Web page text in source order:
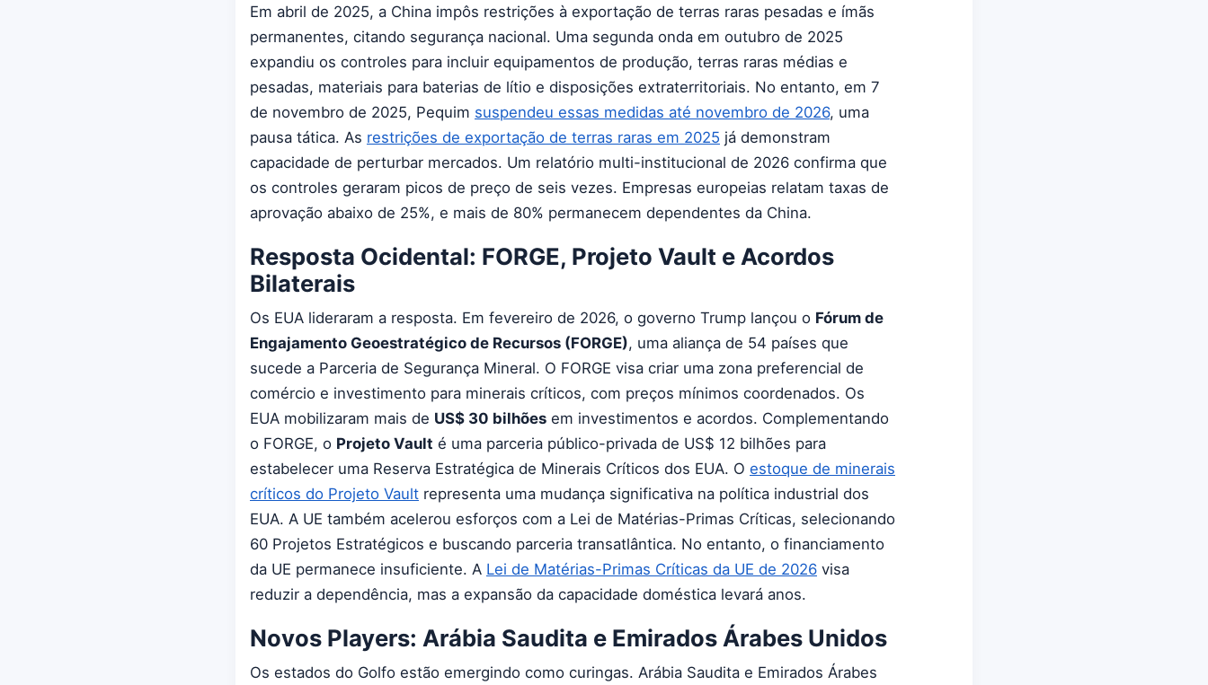
Em abril de 2025, a China impôs restrições à exportação de terras raras pesadas e ímãs
permanentes, citando segurança nacional. Uma segunda onda em outubro de 2025
expandiu os controles para incluir equipamentos de produção, terras raras médias e
pesadas, materiais para baterias de lítio e disposições extraterritoriais. No entanto, em 7
de novembro de 2025, Pequim suspendeu essas medidas até novembro de 2026, uma
pausa tática. As restrições de exportação de terras raras em 2025 já demonstram
capacidade de perturbar mercados. Um relatório multi-institucional de 2026 confirma que
os controles geraram picos de preço de seis vezes. Empresas europeias relatam taxas de
aprovação abaixo de 25%, e mais de 80% permanecem dependentes da China.
Resposta Ocidental: FORGE, Projeto Vault e Acordos
Bilaterais
Os EUA lideraram a resposta. Em fevereiro de 2026, o governo Trump lançou o Fórum de
Engajamento Geoestratégico de Recursos (FORGE), uma aliança de 54 países que
sucede a Parceria de Segurança Mineral. O FORGE visa criar uma zona preferencial de
comércio e investimento para minerais críticos, com preços mínimos coordenados. Os
EUA mobilizaram mais de US$ 30 bilhões em investimentos e acordos. Complementando
o FORGE, o Projeto Vault é uma parceria público-privada de US$ 12 bilhões para
estabelecer uma Reserva Estratégica de Minerais Críticos dos EUA. O estoque de minerais
críticos do Projeto Vault representa uma mudança significativa na política industrial dos
EUA. A UE também acelerou esforços com a Lei de Matérias-Primas Críticas, selecionando
60 Projetos Estratégicos e buscando parceria transatlântica. No entanto, o financiamento
da UE permanece insuficiente. A Lei de Matérias-Primas Críticas da UE de 2026 visa
reduzir a dependência, mas a expansão da capacidade doméstica levará anos.
Novos Players: Arábia Saudita e Emirados Árabes Unidos
Os estados do Golfo estão emergindo como curingas. Arábia Saudita e Emirados Árabes